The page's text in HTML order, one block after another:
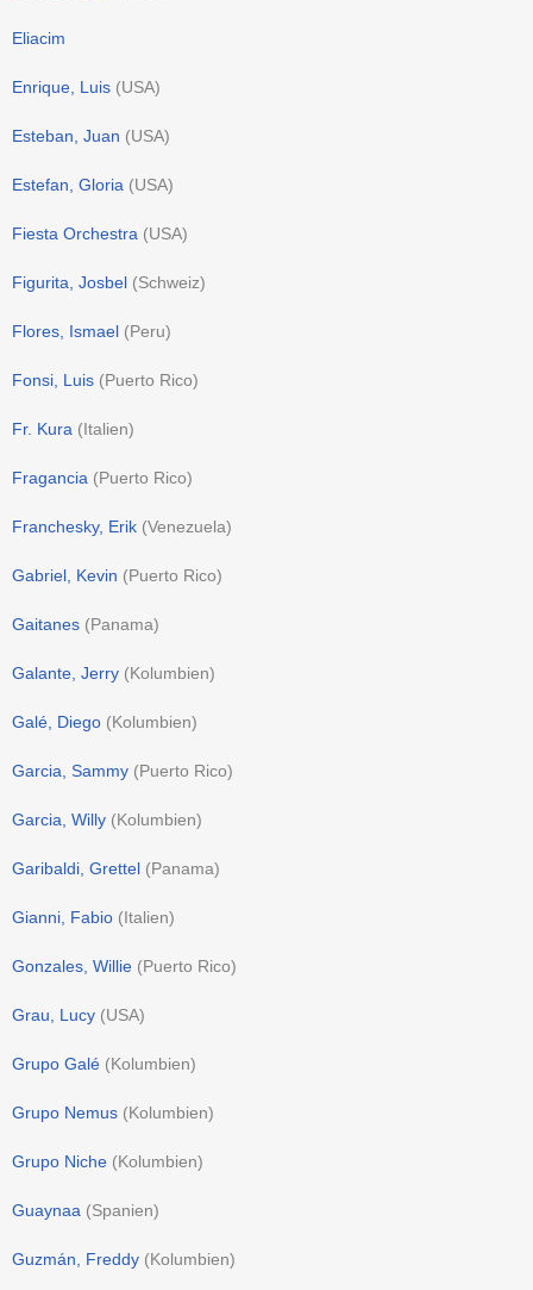
Eliacim
Enrique, Luis (USA)
Esteban, Juan (USA)
Estefan, Gloria (USA)
Fiesta Orchestra (USA)
Figurita, Josbel (Schweiz)
Flores, Ismael (Peru)
Fonsi, Luis (Puerto Rico)
Fr. Kura (Italien)
Fragancia (Puerto Rico)
Franchesky, Erik (Venezuela)
Gabriel, Kevin (Puerto Rico)
Gaitanes (Panama)
Galante, Jerry (Kolumbien)
Galé, Diego (Kolumbien)
Garcia, Sammy (Puerto Rico)
Garcia, Willy (Kolumbien)
Garibaldi, Grettel (Panama)
Gianni, Fabio (Italien)
Gonzales, Willie (Puerto Rico)
Grau, Lucy (USA)
Grupo Galé (Kolumbien)
Grupo Nemus (Kolumbien)
Grupo Niche (Kolumbien)
Guaynaa (Spanien)
Guzmán, Freddy (Kolumbien)